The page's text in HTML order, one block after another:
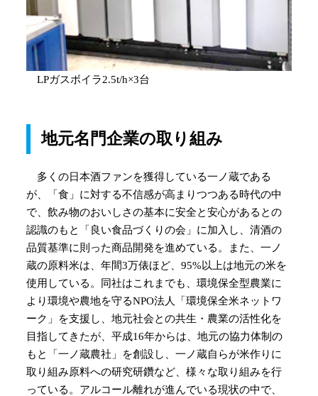
LPガスボイラ2.5t/h×3台
地元名門企業の取り組み
多くの日本酒ファンを獲得している一ノ蔵である
が、「食」に対する不信感が高まりつつある時代の中
で、飲み物のおいしさの基本に安全と安心があるとの
認識のもと「良い食品づくりの会」に加入し、清酒の
品質基準に則った商品開発を進めている。また、一ノ
蔵の原料米は、年間3万俵ほど、95%以上は地元の米を
使用している。同社はこれまでも、環境保全型農業に
より環境や農地を守るNPO法人「環境保全米ネットワ
ーク」を支援し、地元社会との共生・農業の活性化を
目指してきたが、平成16年からは、地元の協力体制の
もと「一ノ蔵農社」を創設し、一ノ蔵自らが米作りに
取り組み原料への研究研鑽など、様々な取り組みを行
っている。アルコール離れが進んでいる現状の中で、